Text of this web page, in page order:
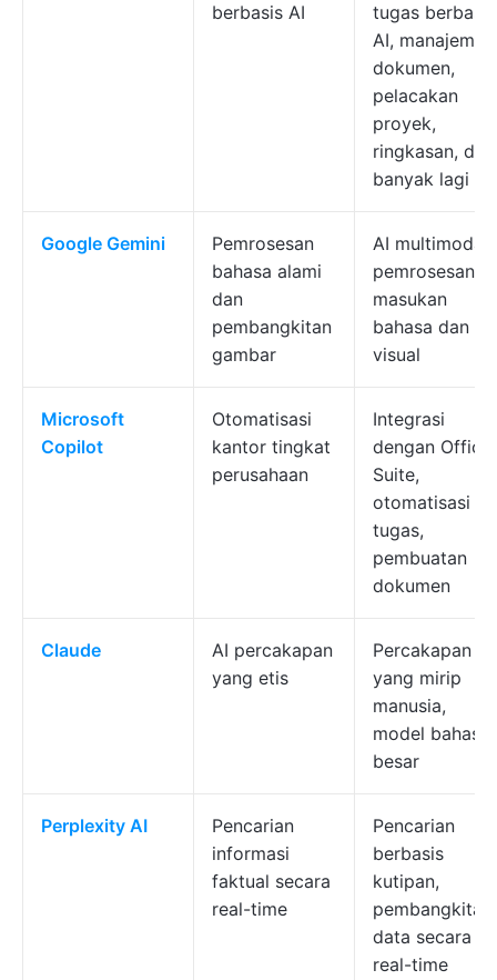
berbasis AI
tugas berbasis
AI, manajemen
dokumen,
pelacakan
proyek,
ringkasan, dan
banyak lagi
Google Gemini
Pemrosesan
bahasa alami
dan
pembangkitan
gambar
AI multimodal,
pemrosesan
masukan
bahasa dan
visual
Microsoft
Copilot
Otomatisasi
kantor tingkat
perusahaan
Integrasi
dengan Office
Suite,
otomatisasi
tugas,
pembuatan
dokumen
Claude
AI percakapan
yang etis
Percakapan
yang mirip
manusia,
model bahasa
besar
Perplexity AI
Pencarian
informasi
faktual secara
real-time
Pencarian
berbasis
kutipan,
pembangkitan
data secara
real-time